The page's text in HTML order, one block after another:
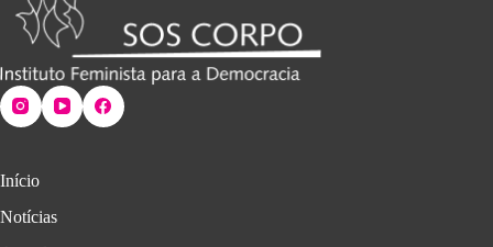
Início
Notícias